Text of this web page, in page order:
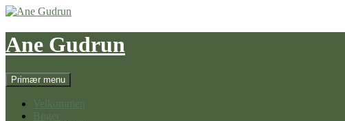
Hop
indhold
Ane Gudrun
Søg
Primær menu